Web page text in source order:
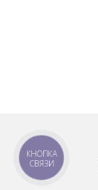
КНОПКА
СВЯЗИ